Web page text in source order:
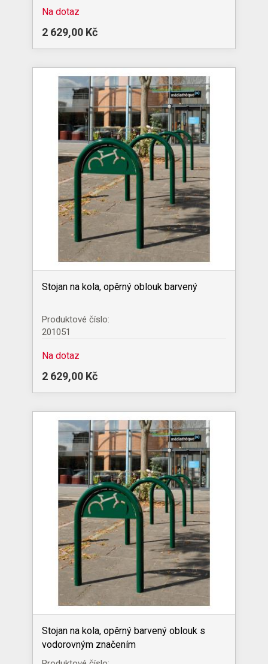
Na dotaz
2 629,00 Kč
Stojan na kola, opěrný oblouk barvený
Produktové číslo:
201051
Na dotaz
2 629,00 Kč
Stojan na kola, opěrný barvený oblouk s
vodorovným značením